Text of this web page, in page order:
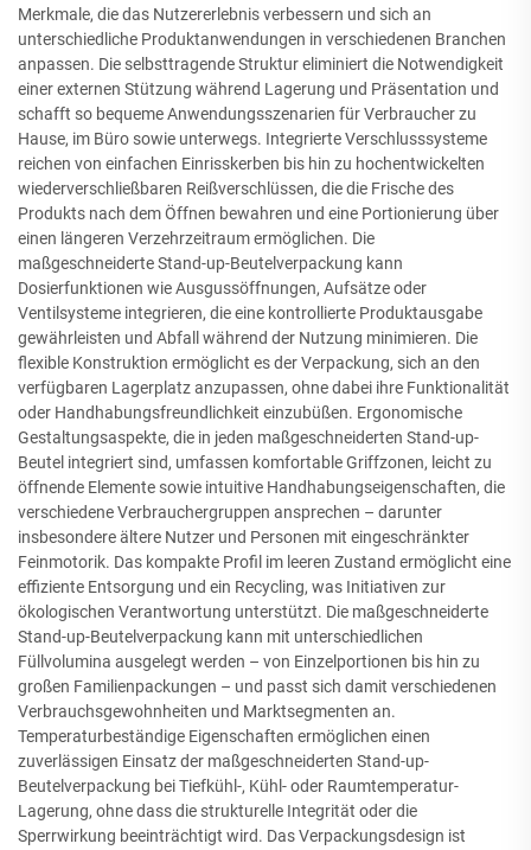
Merkmale, die das Nutzererlebnis verbessern und sich an
unterschiedliche Produktanwendungen in verschiedenen Branchen
anpassen. Die selbsttragende Struktur eliminiert die Notwendigkeit
einer externen Stützung während Lagerung und Präsentation und
schafft so bequeme Anwendungsszenarien für Verbraucher zu
Hause, im Büro sowie unterwegs. Integrierte Verschlusssysteme
reichen von einfachen Einrisskerben bis hin zu hochentwickelten
wiederverschließbaren Reißverschlüssen, die die Frische des
Produkts nach dem Öffnen bewahren und eine Portionierung über
einen längeren Verzehrzeitraum ermöglichen. Die
maßgeschneiderte Stand-up-Beutelverpackung kann
Dosierfunktionen wie Ausgussöffnungen, Aufsätze oder
Ventilsysteme integrieren, die eine kontrollierte Produktausgabe
gewährleisten und Abfall während der Nutzung minimieren. Die
flexible Konstruktion ermöglicht es der Verpackung, sich an den
verfügbaren Lagerplatz anzupassen, ohne dabei ihre Funktionalität
oder Handhabungsfreundlichkeit einzubüßen. Ergonomische
Gestaltungsaspekte, die in jeden maßgeschneiderten Stand-up-
Beutel integriert sind, umfassen komfortable Griffzonen, leicht zu
öffnende Elemente sowie intuitive Handhabungseigenschaften, die
verschiedene Verbrauchergruppen ansprechen – darunter
insbesondere ältere Nutzer und Personen mit eingeschränkter
Feinmotorik. Das kompakte Profil im leeren Zustand ermöglicht eine
effiziente Entsorgung und ein Recycling, was Initiativen zur
ökologischen Verantwortung unterstützt. Die maßgeschneiderte
Stand-up-Beutelverpackung kann mit unterschiedlichen
Füllvolumina ausgelegt werden – von Einzelportionen bis hin zu
großen Familienpackungen – und passt sich damit verschiedenen
Verbrauchsgewohnheiten und Marktsegmenten an.
Temperaturbeständige Eigenschaften ermöglichen einen
zuverlässigen Einsatz der maßgeschneiderten Stand-up-
Beutelverpackung bei Tiefkühl-, Kühl- oder Raumtemperatur-
Lagerung, ohne dass die strukturelle Integrität oder die
Sperrwirkung beeinträchtigt wird. Das Verpackungsdesign ist